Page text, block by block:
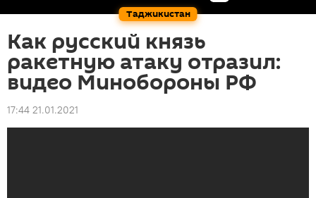
Таджикистан
Как русский князь
ракетную атаку отразил:
видео Минобороны РФ
17:44 21.01.2021